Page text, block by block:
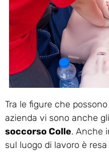
Tra le figure che
azienda vi sono anche gli
soccorso Colle. Anche
sul luogo di lavoro è